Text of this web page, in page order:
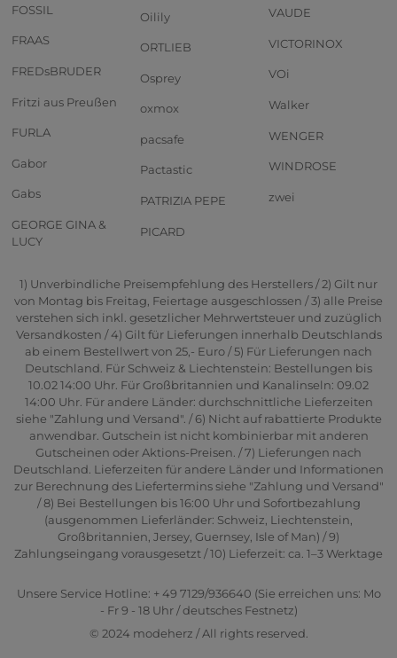
FOSSIL
FRAAS
FREDsBRUDER
Fritzi aus Preußen
FURLA
Gabor
Gabs
GEORGE GINA &
LUCY
Oilily
ORTLIEB
Osprey
oxmox
pacsafe
Pactastic
PATRIZIA PEPE
PICARD
VAUDE
VICTORINOX
VOi
Walker
WENGER
WINDROSE
zwei
1) Unverbindliche Preisempfehlung des Herstellers / 2) Gilt nur
von Montag bis Freitag, Feiertage ausgeschlossen / 3) alle Preise
verstehen sich inkl. gesetzlicher Mehrwertsteuer und zuzüglich
Versandkosten / 4) Gilt für Lieferungen innerhalb Deutschlands
ab einem Bestellwert von 25,- Euro / 5) Für Lieferungen nach
Deutschland. Für Schweiz & Liechtenstein: Bestellungen bis
10.02 14:00 Uhr. Für Großbritannien und Kanalinseln: 09.02
14:00 Uhr. Für andere Länder: durchschnittliche Lieferzeiten
siehe "Zahlung und Versand". / 6) Nicht auf rabattierte Produkte
anwendbar. Gutschein ist nicht kombinierbar mit anderen
Gutscheinen oder Aktions-Preisen. / 7) Lieferungen nach
Deutschland. Lieferzeiten für andere Länder und Informationen
zur Berechnung des Liefertermins siehe "Zahlung und Versand"
/ 8) Bei Bestellungen bis 16:00 Uhr und Sofortbezahlung
(ausgenommen Lieferländer: Schweiz, Liechtenstein,
Großbritannien, Jersey, Guernsey, Isle of Man) / 9)
Zahlungseingang vorausgesetzt / 10) Lieferzeit: ca. 1–3 Werktage
Unsere Service Hotline: + 49 7129/936640 (Sie erreichen uns: Mo
- Fr 9 - 18 Uhr / deutsches Festnetz)
© 2024 modeherz / All rights reserved.